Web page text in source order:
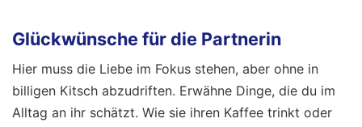
Glückwünsche für die Partnerin
Hier muss die Liebe im Fokus stehen, aber ohne in
billigen Kitsch abzudriften. Erwähne Dinge, die du im
Alltag an ihr schätzt. Wie sie ihren Kaffee trinkt oder